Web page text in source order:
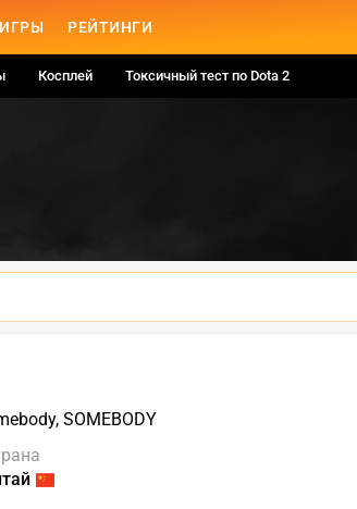
ИГРЫ РЕЙТИНГИ
Косплей Токсичный тест по Dota 2
SOMEBODY